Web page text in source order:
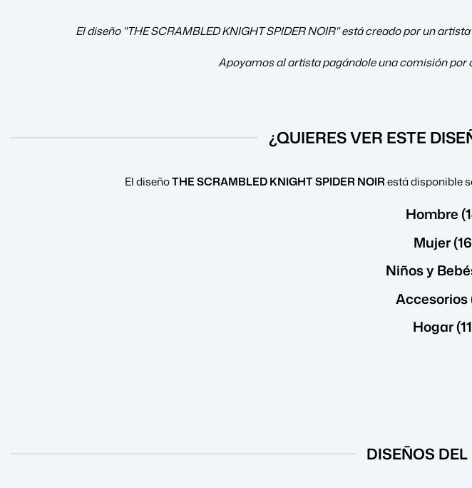
El diseño "THE SCRAMBLED KNIGHT SPIDER NOIR" está creado por un
Apoyamos al artista pagándole una comisión por
¿QUIERES VER ESTE
El diseñoTHE SCRAMBLED KNIGHT SPIDER NOIRestá disponible
Hombre
Mujer
Niños y
Accesorios
Hogar
DISEÑOS